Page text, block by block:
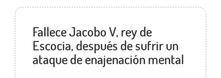
Fallece Jacobo V, rey de
Escocia, después de sufrir un
ataque de enajenación mental